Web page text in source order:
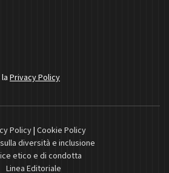
Privacy Policy
Policy| Cookie Policy
diversità e inclusione
etico e di condotta
Linea Editoriale